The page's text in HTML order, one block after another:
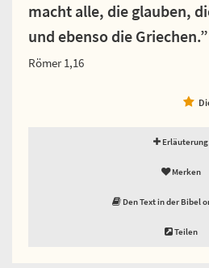
macht alle, die glauben,
und ebenso die Griechen.”
Römer 1,16
Erläuterung
Merken
Den Text in der Bibel
Teilen